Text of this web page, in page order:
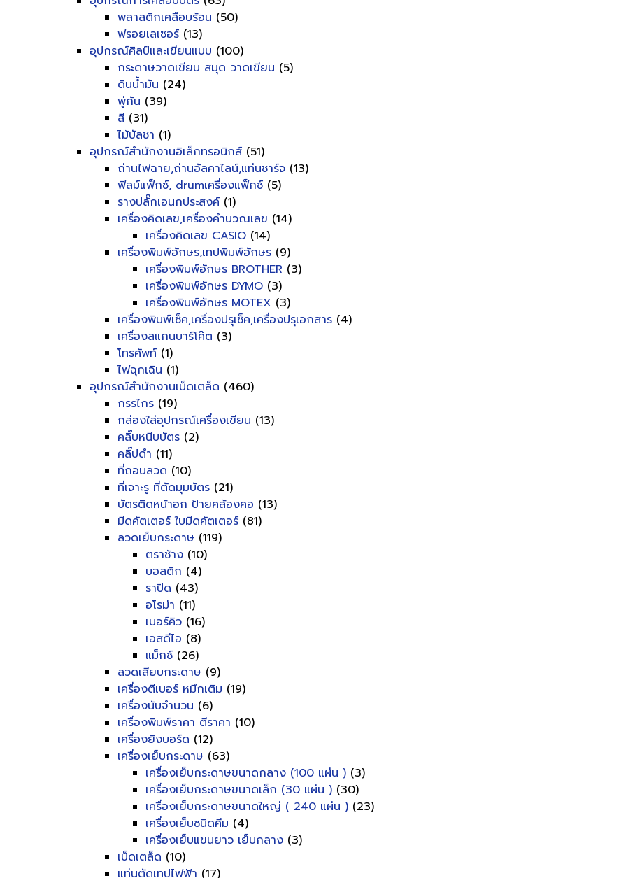
พลาสติกเคลือบร้อน (50)
ฟรอยเลเซอร์ (13)
อุปกรณ์ศิลป์และเขียนแบบ (100)
กระดาษวาดเขียน สมุด วาดเขียน (5)
ดินน้ำมัน (24)
พู่กัน (39)
สี (31)
ไม้บัลชา (1)
อุปกรณ์สำนักงานอิเล็กทรอนิกส์ (51)
ถ่านไฟฉาย,ถ่านอัลคาไลน์,แท่นชาร์จ (13)
ฟิลม์แฟ็กซ์, drumเครื่องแฟ็กซ์ (5)
รางปลั๊กเอนกประสงค์ (1)
เครื่องคิดเลข,เครื่องคำนวณเลข (14)
เครื่องคิดเลข CASIO (14)
เครื่องพิมพ์อักษร,เทปพิมพ์อักษร (9)
เครื่องพิมพ์อักษร BROTHER (3)
เครื่องพิมพ์อักษร DYMO (3)
เครื่องพิมพ์อักษร MOTEX (3)
เครื่องพิมพ์เช็ค,เครื่องปรุเช็ค,เครื่องปรุเอกสาร (4)
เครื่องสแกนบาร์โค๊ต (3)
โทรศัพท์ (1)
ไฟฉุกเฉิน (1)
อุปกรณ์สำนักงานเบ็ดเตล็ด (460)
กรรไกร (19)
กล่องใส่อุปกรณ์เครื่องเขียน (13)
คลิ๊บหนีบบัตร (2)
คลิ๊ปดำ (11)
ที่ถอนลวด (10)
ที่เจาะรู ที่ตัดมุมบัตร (21)
บัตรติดหน้าอก ป้ายคล้องคอ (13)
มีดคัตเตอร์ ใบมีดคัตเตอร์ (81)
ลวดเย็บกระดาษ (119)
ตราช้าง (10)
บอสติก (4)
ราปิด (43)
อโรม่า (11)
เมอร์คิว (16)
เอสดีไอ (8)
แม็กซ์ (26)
ลวดเสียบกระดาษ (9)
เครื่องตีเบอร์ หมึกเติม (19)
เครื่องนับจำนวน (6)
เครื่องพิมพ์ราคา ตีราคา (10)
เครื่องยิงบอร์ด (12)
เครื่องเย็บกระดาษ (63)
เครื่องเย็บกระดาษขนาดกลาง (100 แผ่น ) (3)
เครื่องเย็บกระดาษขนาดเล็ก (30 แผ่น ) (30)
เครื่องเย็บกระดาษขนาดใหญ่ ( 240 แผ่น ) (23)
เครื่องเย็บชนิดคีม (4)
เครื่องเย็บแขนยาว เย็บกลาง (3)
เบ็ดเตล็ด (10)
แท่นตัดเทปไฟฟ้า (17)